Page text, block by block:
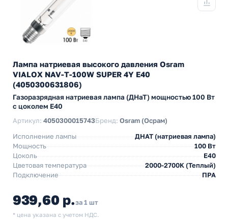
Лампа натриевая высокого давления Osram
VIALOX NAV-T-100W SUPER 4Y E40
(4050300631806)
Газоразрядная натриевая лампа (ДНаТ) мощностью 100 Вт
с цоколем E40
Артикул: 4050300015743Бренд: Osram (Осрам)
Исполнение лампы
ДНАТ (натриевая лампа)
Мощность
100 Вт
Цоколь
E40
Цветовая температура
2000-2700K (Теплый)
Подключение
ПРА
939,60 р.за 1 шт
* цена указана с учетом НДС.